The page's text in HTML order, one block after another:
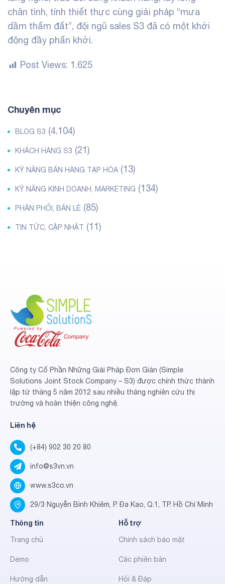
chân tình, tính thiết thực cùng giải pháp “mưa
dầm thấm đất”, đội ngũ sales S3 đã có một khởi
động đầy phấn khởi.
Post Views: 1.625
Chuyên mục
BLOG S3 (4.104)
KHÁCH HÀNG S3 (21)
KỸ NĂNG BÁN HÀNG TẠP HÓA (13)
KỸ NĂNG KINH DOANH, MARKETING (134)
PHÂN PHỐI, BÁN LẺ (85)
TIN TỨC, CẬP NHẬT (11)
Công ty Cổ Phần Những Giải Pháp Đơn Giản (Simple
Solutions Joint Stock Company – S3) được chính thức thành
lập từ tháng 5 năm 2012 sau nhiều tháng nghiên cứu thị
trường và hoàn thiện công nghệ.
Liên hệ
(+84) 902 30 20 80
info@s3vn.vn
www.s3co.vn
29/3 Nguyễn Bỉnh Khiêm, P. Đa Kao, Q.1, TP. Hồ Chí Minh
Thông tin
Trang chủ
Demo
Hướng dẫn
Hỗ trợ
Chính sách bảo mật
Các phiên bản
Hỏi & Đáp